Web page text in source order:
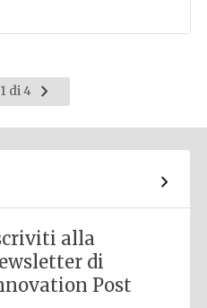
di 4
Pagina
successiva
alla
di
Post